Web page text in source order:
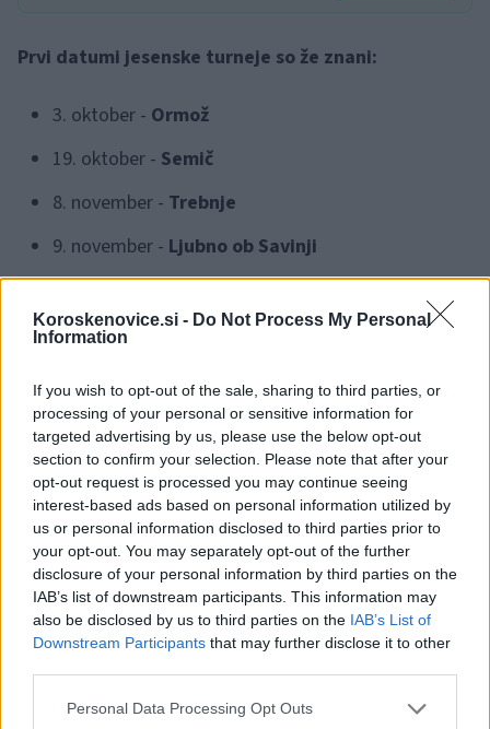
Koroskenovice.si - Do Not Process My Personal
Information
If you wish to opt-out of the sale, sharing to third parties, or
processing of your personal or sensitive information for
targeted advertising by us, please use the below opt-out
section to confirm your selection. Please note that after your
opt-out request is processed you may continue seeing
interest-based ads based on personal information utilized by
us or personal information disclosed to third parties prior to
your opt-out. You may separately opt-out of the further
disclosure of your personal information by third parties on the
IAB’s list of downstream participants. This information may
also be disclosed by us to third parties on the IAB’s List of
Downstream Participants that may further disclose it to other
Please note that this website/app uses one or more Google
Personal Data Processing Opt Outs
Prvi datumi jesenske turneje so že znani:
3. oktober - Ormož
19. oktober - Semič
8. november - Trebnje
9. november - Ljubno ob Savinji
Vstopnice za prva dva koncerta si lahko zagotovite
TUKAJ .
Vabljeni na številne nepozabne koncerte širom
Slovenije.
Vir: Eva Boto
Opozorilo:Po 297. členu Kazenskega zakonika je
posameznik kazensko odgovoren za javno spodbujanje